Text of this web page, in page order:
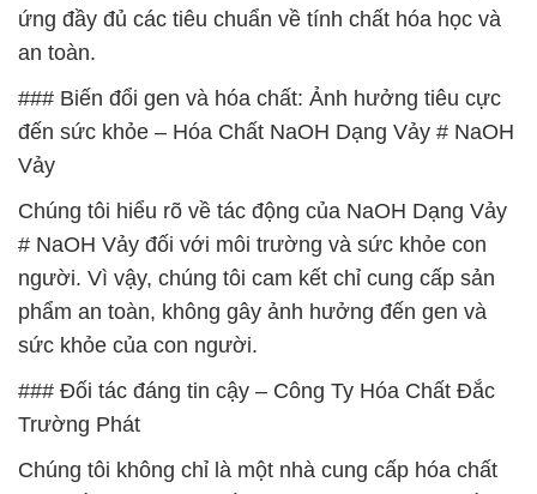
ứng đầy đủ các tiêu chuẩn về tính chất hóa học và
an toàn.
### Biến đổi gen và hóa chất: Ảnh hưởng tiêu cực
đến sức khỏe – Hóa Chất NaOH Dạng Vảy # NaOH
Vảy
Chúng tôi hiểu rõ về tác động của NaOH Dạng Vảy
# NaOH Vảy đối với môi trường và sức khỏe con
người. Vì vậy, chúng tôi cam kết chỉ cung cấp sản
phẩm an toàn, không gây ảnh hưởng đến gen và
sức khỏe của con người.
### Đối tác đáng tin cậy – Công Ty Hóa Chất Đắc
Trường Phát
Chúng tôi không chỉ là một nhà cung cấp hóa chất